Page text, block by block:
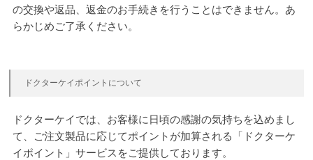
の交換や返品、返金のお手続きを行うことはできません。あ
らかじめご了承ください。
ドクターケイポイントについて
ドクターケイでは、お客様に日頃の感謝の気持ちを込めまし
て、ご注文製品に応じてポイントが加算される「ドクターケ
イポイント」サービスをご提供しております。